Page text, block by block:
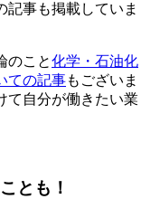
記事も掲載していま
のこと化学・石油化
ての記事もございま
て自分が働きたい業
とも！